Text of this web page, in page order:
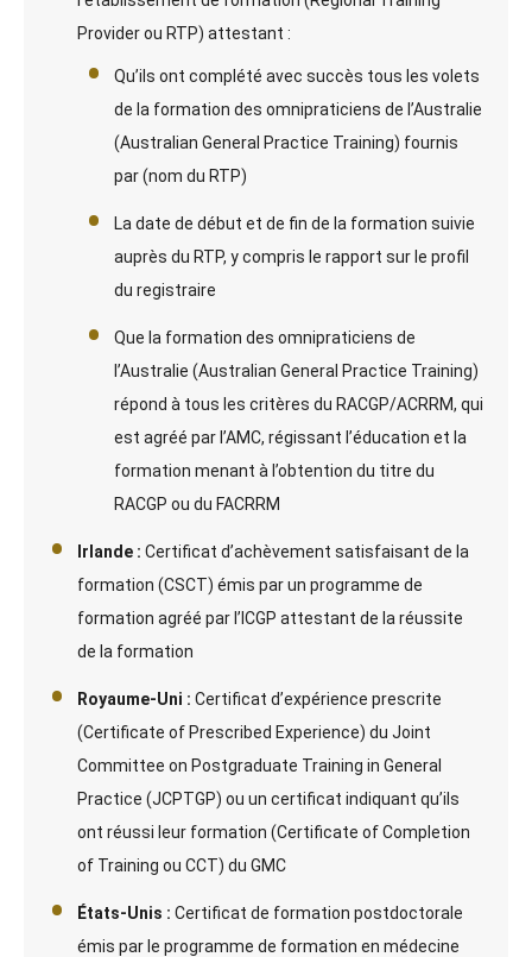
Provider ou RTP) attestant :
Qu’ils ont complété avec succès tous les volets
de la formation des omnipraticiens de l’Australie
(Australian General Practice Training) fournis
par (nom du RTP)
La date de début et de fin de la formation suivie
auprès du RTP, y compris le rapport sur le profil
du registraire
Que la formation des omnipraticiens de
l’Australie (Australian General Practice Training)
répond à tous les critères du RACGP/ACRRM, qui
est agréé par l’AMC, régissant l’éducation et la
formation menant à l’obtention du titre du
RACGP ou du FACRRM
Irlande : Certificat d’achèvement satisfaisant de la
formation (CSCT) émis par un programme de
formation agréé par l’ICGP attestant de la réussite
de la formation
Royaume-Uni : Certificat d’expérience prescrite
(Certificate of Prescribed Experience) du Joint
Committee on Postgraduate Training in General
Practice (JCPTGP) ou un certificat indiquant qu’ils
ont réussi leur formation (Certificate of Completion
of Training ou CCT) du GMC
États-Unis : Certificat de formation postdoctorale
émis par le programme de formation en médecine